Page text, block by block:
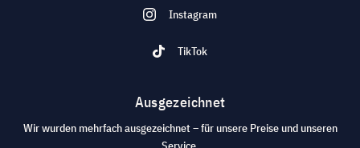
Instagram
TikTok
Ausgezeichnet
Wir wurden mehrfach ausgezeichnet – für unsere Preise und unseren